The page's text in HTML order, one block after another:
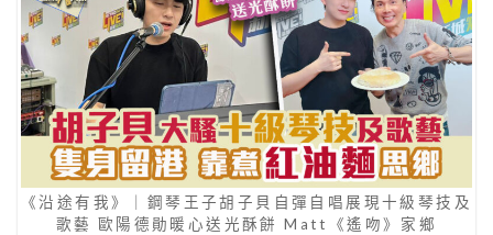
《沿途有我》｜鋼琴王子胡子貝自彈自唱展現十級琴技及
歌藝 歐陽德勛暖心送光酥餅 Matt《遙吻》家鄉